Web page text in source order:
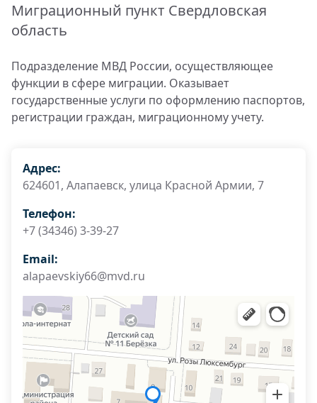
Миграционный пункт Свердловская
область
Подразделение МВД России, осуществляющее
функции в сфере миграции. Оказывает
государственные услуги по оформлению паспортов,
регистрации граждан, миграционному учету.
Адрес:
624601, Алапаевск, улица Красной Армии, 7
Телефон:
+7 (34346) 3-39-27
Email:
alapaevskiy66@mvd.ru